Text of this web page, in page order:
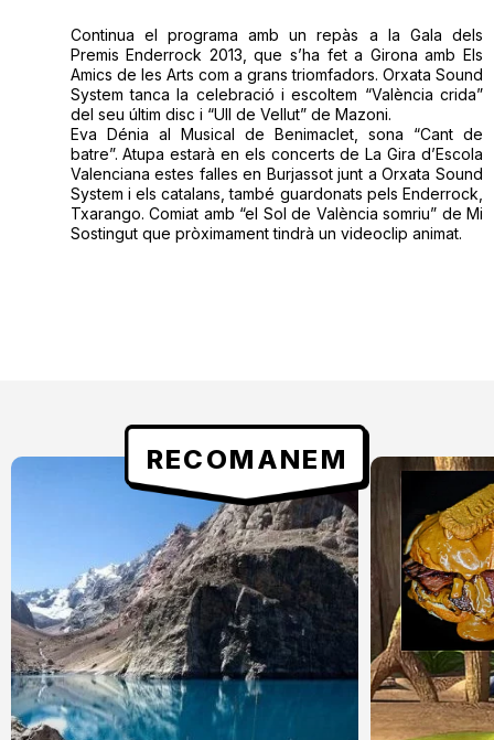
Continua el programa amb un repàs a la Gala dels
Premis Enderrock 2013, que s’ha fet a Girona amb Els
Amics de les Arts com a grans triomfadors. Orxata Sound
System tanca la celebració i escoltem “València crida”
del seu últim disc i “Ull de Vellut” de Mazoni.
Eva Dénia al Musical de Benimaclet, sona “Cant de
batre”. Atupa estarà en els concerts de La Gira d’Escola
Valenciana estes falles en Burjassot junt a Orxata Sound
System i els catalans, també guardonats pels Enderrock,
Txarango. Comiat amb “el Sol de València somriu” de Mi
Sostingut que pròximament tindrà un videoclip animat.
RECOMANEM